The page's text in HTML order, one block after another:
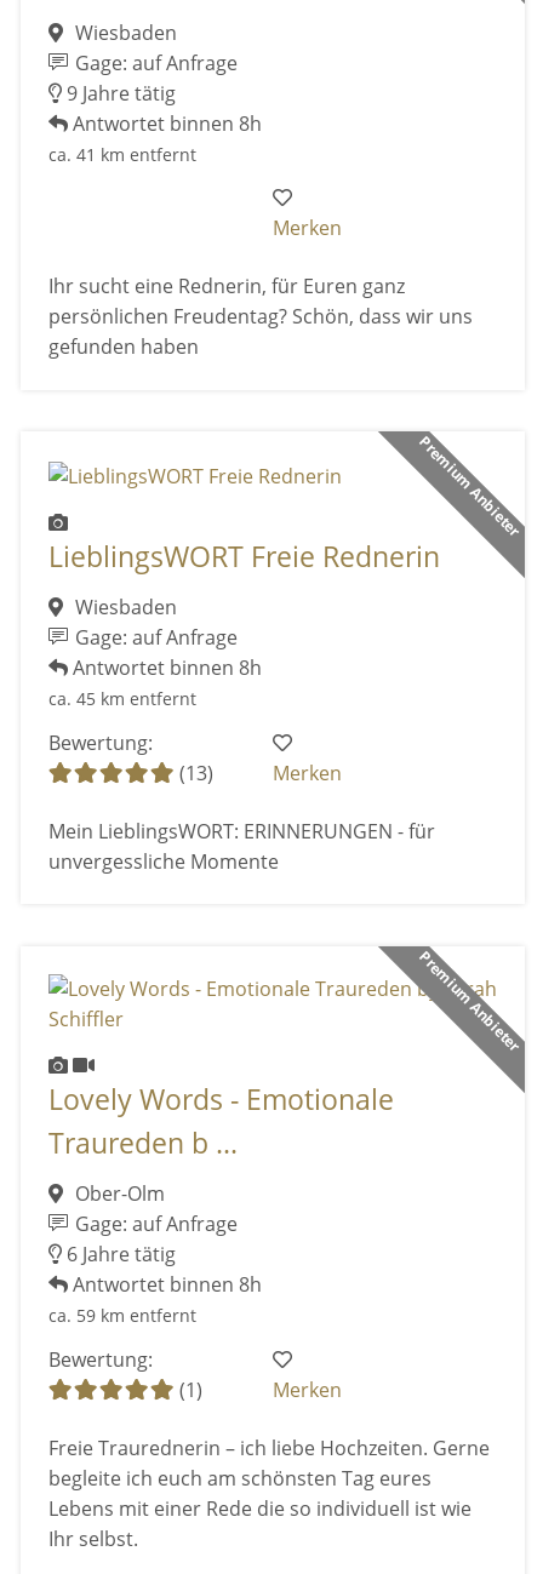
Wiesbaden
Gage: auf Anfrage
9 Jahre tätig
Antwortet binnen 8h
ca. 41 km entfernt
Merken
Ihr sucht eine Rednerin, für Euren ganz
persönlichen Freudentag? Schön, dass wir uns
gefunden haben
Premium Anbieter
LieblingsWORT Freie Rednerin
Wiesbaden
Gage: auf Anfrage
Antwortet binnen 8h
ca. 45 km entfernt
Bewertung:
(13)
Merken
Mein LieblingsWORT: ERINNERUNGEN - für
unvergessliche Momente
Premium Anbieter
Lovely Words - Emotionale
Traureden b ...
Ober-Olm
Gage: auf Anfrage
6 Jahre tätig
Antwortet binnen 8h
ca. 59 km entfernt
Bewertung:
(1)
Merken
Freie Traurednerin – ich liebe Hochzeiten. Gerne
begleite ich euch am schönsten Tag eures
Lebens mit einer Rede die so individuell ist wie
Ihr selbst.